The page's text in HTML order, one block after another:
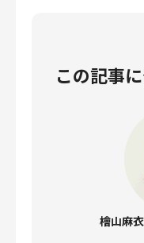
この記事
檜山麻